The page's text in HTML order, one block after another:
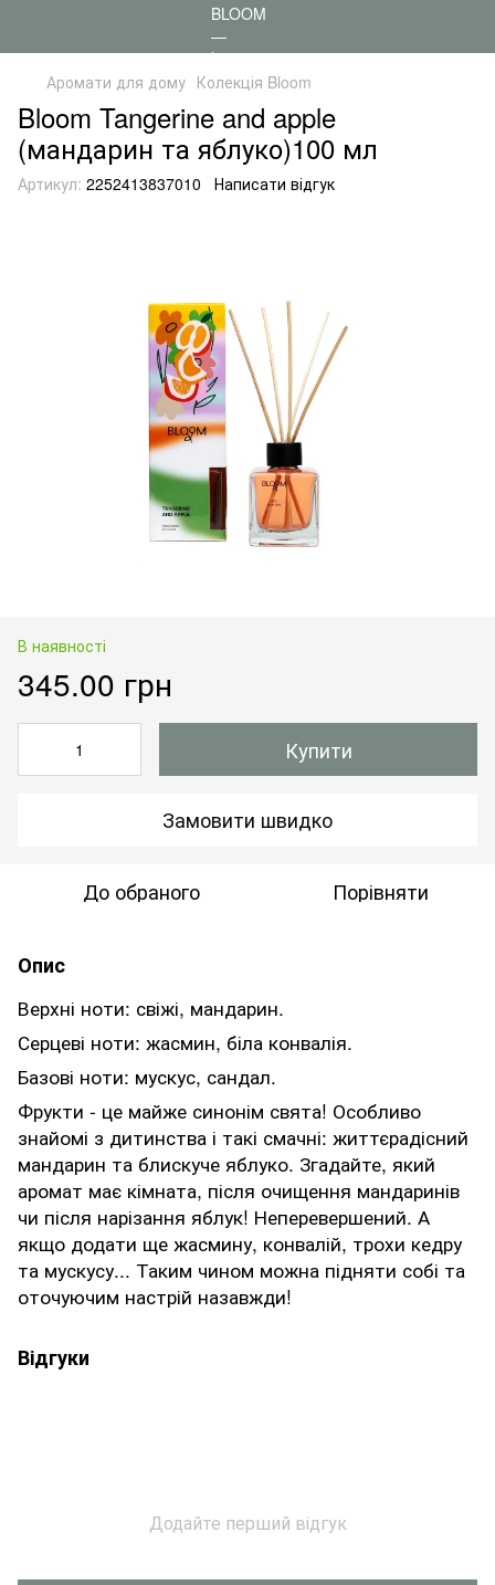
Аромати для дому Колекція Bloom
Bloom Tangerine and apple
(мандарин та яблуко)100 мл
Артикул: 2252413837010 Написати відгук
В наявності
345.00 грн
Купити
Замовити швидко
До обраного Порівняти
Опис
Верхні ноти: свіжі, мандарин.
Серцеві ноти: жасмин, біла конвалія.
Базові ноти: мускус, сандал.
Фрукти - це майже синонім свята! Особливо
знайомі з дитинства і такі смачні: життєрадісний
мандарин та блискуче яблуко. Згадайте, який
аромат має кімната, після очищення мандаринів
чи після нарізання яблук! Неперевершений. А
якщо додати ще жасмину, конвалій, трохи кедру
та мускусу... Таким чином можна підняти собі та
оточуючим настрій назавжди!
Відгуки
Додайте перший відгук